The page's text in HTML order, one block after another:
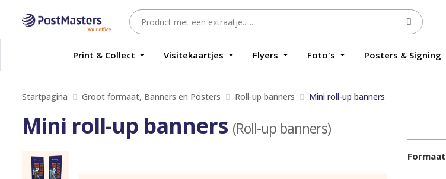
Print & Collect Visitekaartjes Flyers Foto's Posters & Signing
Startpagina Groot formaat, Banners en Posters Roll-up banners Mini roll-up banners
Mini roll-up banners (Roll-up banners)
Formaat